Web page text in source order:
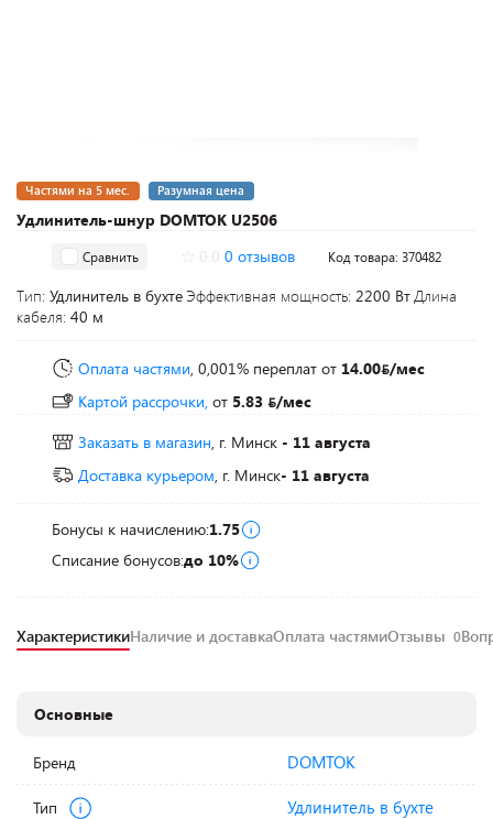
Удлинитель-шнур DOMTOK U2506
Частями на 5 мес. Разумная цена
Сравнить 0 отзывов Код товара: 370482
Тип: Удлинитель в бухте Эффективная мощность: 2200 ВтДлина
кабеля: 40 м
Оплата частями, 0,001% переплат от 14.00 /мес
Картой рассрочки, от 5.83
/мес
Заказать в магазин, г. Минск - 11 августа
Доставка курьером, г. Минск- 11 августа
Бонусы к начислению:1.75
Списание бонусов:до 10%
ХарактеристикиНаличие и доставкаОплата частямиОтзывы 0
Основные
Бренд DOMTOK
Тип Удлинитель в бухте